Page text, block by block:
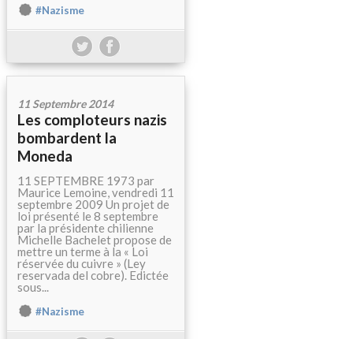
#Nazisme
11 Septembre 2014
Les comploteurs nazis
bombardent la
Moneda
11 SEPTEMBRE 1973 par
Maurice Lemoine, vendredi 11
septembre 2009 Un projet de
loi présenté le 8 septembre
par la présidente chilienne
Michelle Bachelet propose de
mettre un terme à la « Loi
réservée du cuivre » (Ley
reservada del cobre). Edictée
sous...
#Nazisme